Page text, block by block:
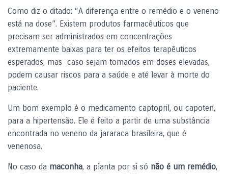
Como diz o ditado: “A diferença entre o remédio e o veneno
está na dose”. Existem produtos farmacêuticos que
precisam ser administrados em concentrações
extremamente baixas para ter os efeitos terapêuticos
esperados, mas caso sejam tomados em doses elevadas,
podem causar riscos para a saúde e até levar à morte do
paciente.
Um bom exemplo é o medicamento captopril, ou capoten,
para a hipertensão. Ele é feito a partir de uma substância
encontrada no veneno da jararaca brasileira, que é
venenosa.
No caso da maconha, a planta por si só não é um remédio,